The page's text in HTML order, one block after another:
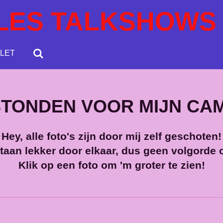
TALKSHOWS
VOOR MIJN
Hey, alle foto's zijn door mij zelf geschoten!
lekker door elkaar, dus geen volgorde
Klik op een foto om 'm groter te zien!